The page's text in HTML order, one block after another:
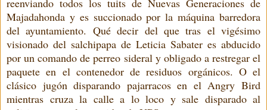
reenviando todos los tuits de Nuevas Generaciones de
Majadahonda y es succionado por la máquina barredora
del ayuntamiento. Qué decir del que tras el vigésimo
visionado del salchipapa de Leticia Sabater es abducido
por un comando de perreo sideral y obligado a restregar el
paquete en el contenedor de residuos orgánicos. O el
clásico jugón disparando pajarracos en el Angry Bird
mientras cruza la calle a lo loco y sale disparado al